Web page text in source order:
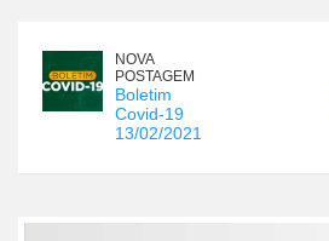
NOVA
POSTAGEM
Boletim
Covid-19
13/02/2021